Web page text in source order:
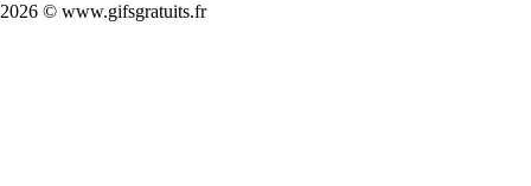
2026 © www.gifsgratuits.fr